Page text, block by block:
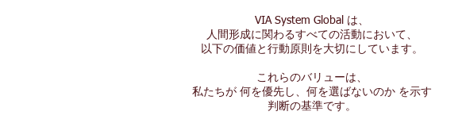
VIA System Global は、
人間形成に関わるすべての活動において、
以下の価値と行動原則を大切にしています。
これらのバリューは、
私たちが 何を優先し、何を選ばないのか を示す
判断の基準です。